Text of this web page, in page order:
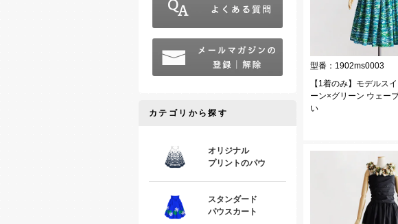
型番： 1902ms0003
【1着のみ】モデルス
ーン×グリーン ウェー
い
カテゴリから探す
オリジナル
プリントのパウ
スタンダード
パウスカート